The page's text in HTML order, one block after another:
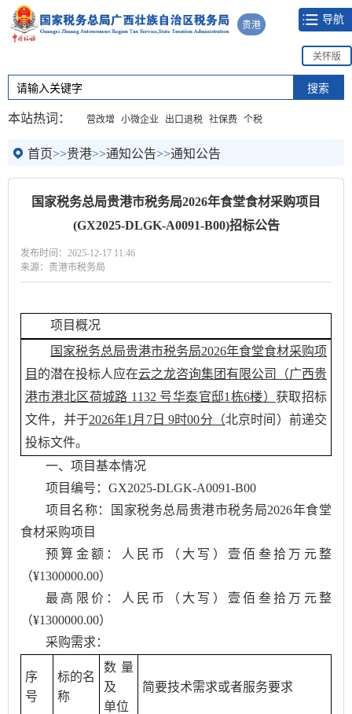
贵港
导航
关怀版
本站热词： 营改增 小微企业 出口退税 社保费 个税
首页>>贵港>>通知公告>>通知公告
国家税务总局贵港市税务局2026年食堂食材采购项目
(GX2025-DLGK-A0091-B00)招标公告
发布时间：2025-12-17 11:46
来源：贵港市税务局
项目概况
国家税务总局贵港市税务局2026年食堂食材采购项
目 的潜在投标人应在云之龙咨询集团有限公司（广西贵
港市港北区荷城路 1132 号华泰官邸1栋6楼） 获取招标
文件，并于2026年1月7日 9时00分（北京时间）前递交
投标文件。
一、项目基本情况
项目编号：GX2025-DLGK-A0091-B00
项目名称：国家税务总局贵港市税务局2026年食堂
食材采购项目
预算金额：人民币（大写）壹佰叁拾万元整
（¥1300000.00）
最高限价：人民币（大写）壹佰叁拾万元整
（¥1300000.00）
采购需求：
序
号
标的名
称
数量
及
单位
简要技术需求或者服务要求